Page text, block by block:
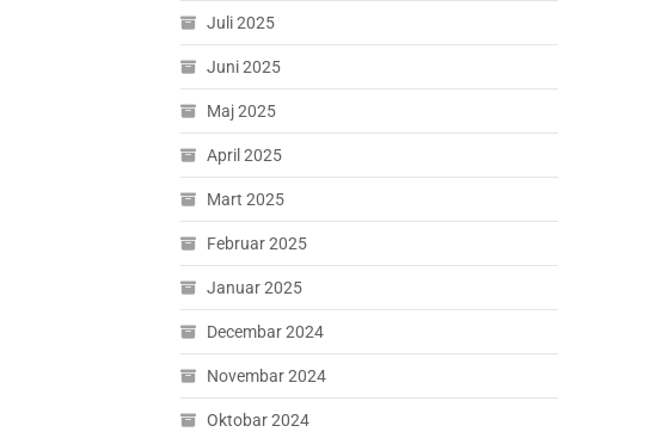
Juli 2025
Juni 2025
Maj 2025
April 2025
Mart 2025
Februar 2025
Januar 2025
Decembar 2024
Novembar 2024
Oktobar 2024